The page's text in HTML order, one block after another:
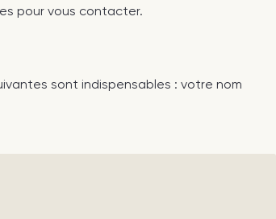
pour vous contacter.
sont indispensables : votre nom